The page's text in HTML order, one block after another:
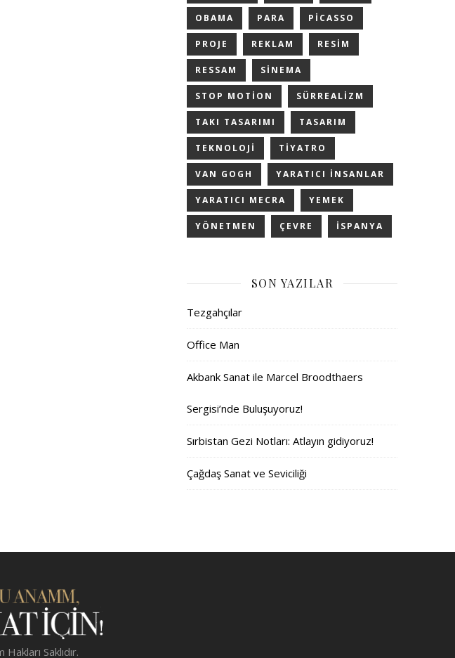
OBAMA PARA PICASSO
PROJE REKLAM RESIM
RESSAM SINEMA
STOP MOTION SÜRREALIZM
TAKI TASARIMI TASARIM
TEKNOLOJI TIYATRO
VAN GOGH YARATICI INSANLAR
YARATICI MECRA YEMEK
YÖNETMEN ÇEVRE İSPANYA
SON YAZILAR
Tezgahçılar
Office Man
Akbank Sanat ile Marcel Broodthaers
Sergisi’nde Buluşuyoruz!
Sırbistan Gezi Notları: Atlayın gidiyoruz!
Çağdaş Sanat ve Seviciliği
Saklıdır.